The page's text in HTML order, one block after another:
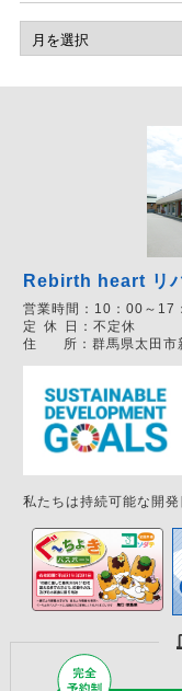
Rebirth heart リ
営業時間： 10：00～17
定 休 日： 不定休
住
所： 群馬県太田
私たちは持続可能な開